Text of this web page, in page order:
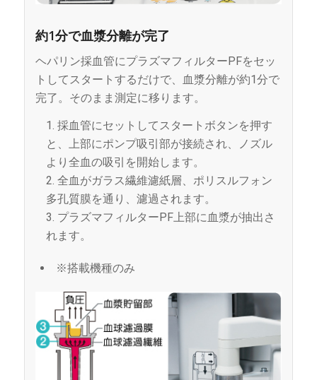
約1分で血漿分離が完了
ヘパリン採血管にプラズマフィルターPFをセッ
トしてスタートするだけで、血漿分離が約1分で
完了。そのまま測定に移ります。
採血管にセットしてスタートボタンを押す
と、上部にポンプ吸引部が接続され、ノズル
より全血の吸引を開始します。
全血がガラス繊維濾紙層、ポリスルフォン
多孔質膜を通り、濾過されます。
プラズマフィルターPF上部に血漿が抽出さ
れます。
※搭載機種のみ